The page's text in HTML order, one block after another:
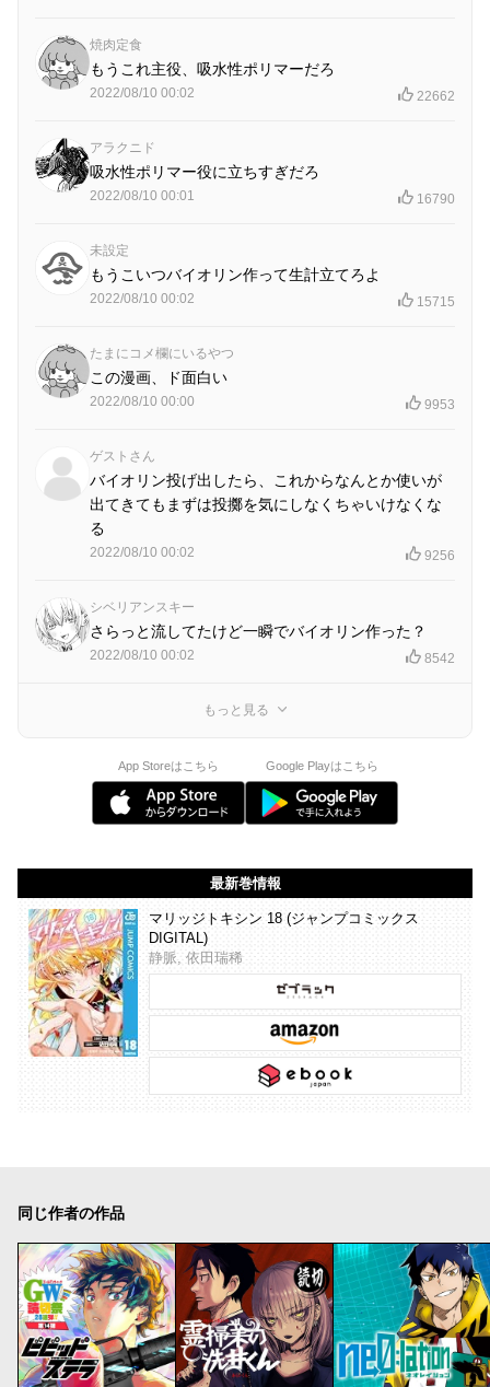
焼肉定食
もうこれ主役、吸水性ポリマーだろ
2022/08/10 00:02 22662
アラクニド
吸水性ポリマー役に立ちすぎだろ
2022/08/10 00:01 16790
未設定
もうこいつバイオリン作って生計立てろよ
2022/08/10 00:02 15715
たまにコメ欄にいるやつ
この漫画、ド面白い
2022/08/10 00:00 9953
ゲストさん
バイオリン投げ出したら、これからなんとか使いが
出てきてもまずは投擲を気にしなくちゃいけなくな
る
2022/08/10 00:02 9256
シベリアンスキー
さらっと流してたけど一瞬でバイオリン作った？
2022/08/10 00:02 8542
もっと見る
App Storeはこちら Google Playはこちら
最新巻情報
マリッジトキシン 18 (ジャンプコミックス
DIGITAL)
静脈, 依田瑞稀
同じ作者の作品